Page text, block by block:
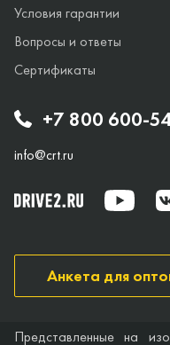
+7 800 600-
info@crt.ru
Условия гарантии
Вопросы и ответы
Сертификаты
Анкета для
Представленные на